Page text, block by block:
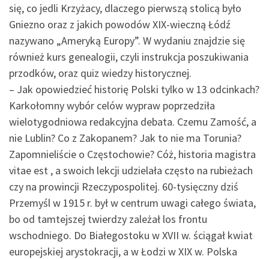
się, co jedli Krzyżacy, dlaczego pierwszą stolicą było
Gniezno oraz z jakich powodów XIX-wieczną Łódź
nazywano „Ameryką Europy”. W wydaniu znajdzie się
również kurs genealogii, czyli instrukcja poszukiwania
przodków, oraz quiz wiedzy historycznej.
– Jak opowiedzieć historię Polski tylko w 13 odcinkach?
Karkołomny wybór celów wypraw poprzedziła
wielotygodniowa redakcyjna debata. Czemu Zamość, a
nie Lublin? Co z Zakopanem? Jak to nie ma Torunia?
Zapomnieliście o Częstochowie? Cóż, historia magistra
vitae est , a swoich lekcji udzielała często na rubieżach
czy na prowincji Rzeczypospolitej. 60-tysięczny dziś
Przemyśl w 1915 r. był w centrum uwagi całego świata,
bo od tamtejszej twierdzy zależał los frontu
wschodniego. Do Białegostoku w XVII w. ściągał kwiat
europejskiej arystokracji, a w Łodzi w XIX w. Polska